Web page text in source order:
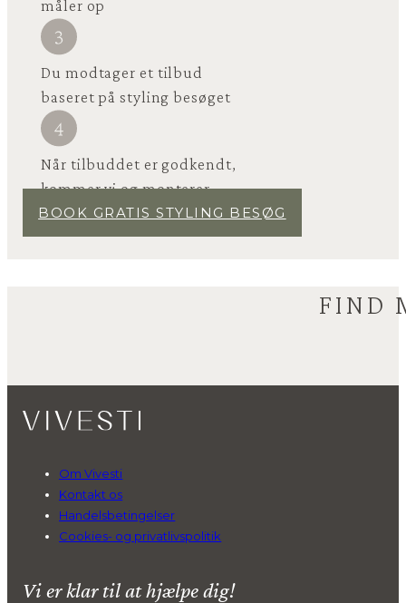
måler op
Du modtager et tilbud
baseret på styling besøget
Når tilbuddet er godkendt,
kommer vi og monterer
BOOK GRATIS STYLING BESØG
FIND
Om Vivesti
Kontakt os
Handelsbetingelser
Cookies- og privatlivspolitik
Vi er klar til at hjælpe dig!